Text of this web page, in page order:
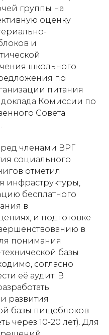
группы на
оценку
и
школьного
по
питания
доклада Комиссии по
Совета
членами ВРГ
социального
отметил
инфраструктуры,
бесплатного
в
и подготовке
в
понимания
базы
согласно
её аудит. В
развития
базы пищеблоков
через 10-20 лет). Для